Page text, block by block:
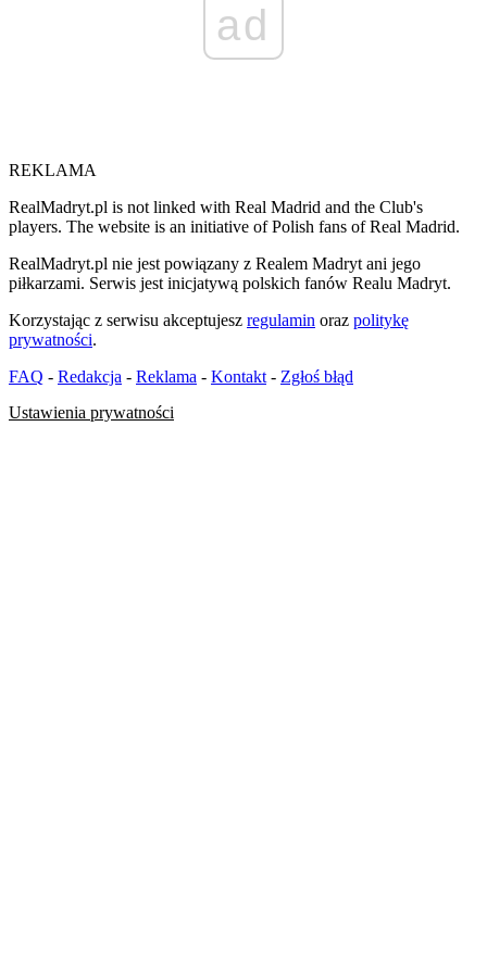
ad
REKLAMA
RealMadryt.pl is not linked with Real Madrid and the Club's
players. The website is an initiative of Polish fans of Real Madrid.
RealMadryt.pl nie jest powiązany z Realem Madryt ani jego
piłkarzami. Serwis jest inicjatywą polskich fanów Realu Madryt.
Korzystając z serwisu akceptujesz regulamin oraz politykę
prywatności.
FAQ - Redakcja - Reklama - Kontakt - Zgłoś błąd
Ustawienia prywatności